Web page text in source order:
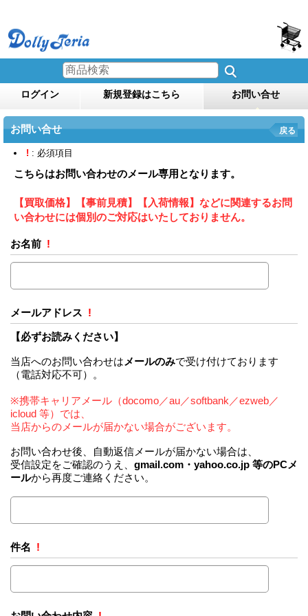
ログイン 新規登録はこちら お問い合せ
お問い合せ 戻る
! : 必須項目
こちらはお問い合わせのメール専用となります。
【買取価格】【事前見積】【入荷情報】などに関連するお問
い合わせには個別のご対応はいたしておりません。
お名前 !
メールアドレス !
【必ずお読みください】
当店へのお問い合わせは メールのみで受け付けております
（電話対応不可）。
※携帯キャリアメール（docomo／au／softbank／ezweb／
icloud 等）では、
当店からのメールが届かない場合がございます。
お問い合わせ後、自動返信メールが届かない場合は、
受信設定をご確認のうえ、 gmail.com・yahoo.co.jp 等のPCメ
ールから再度ご連絡ください。
件名 !